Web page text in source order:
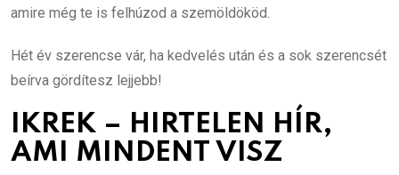
amire még te is felhúzod a szemöldököd.
Hét év szerencse vár, ha kedvelés után és a sok szerencsét
beírva gördítesz lejjebb!
IKREK – HIRTELEN HÍR,
AMI MINDENT VISZ